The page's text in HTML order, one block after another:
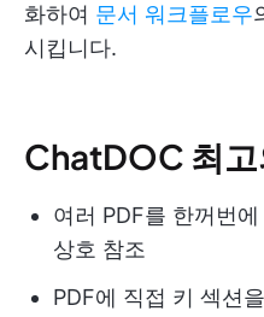
화하여 문서 워크플로우
시킵니다.
ChatDOC 최고
여러 PDF를 한꺼번
상호 참조
PDF에 직접 키 섹션